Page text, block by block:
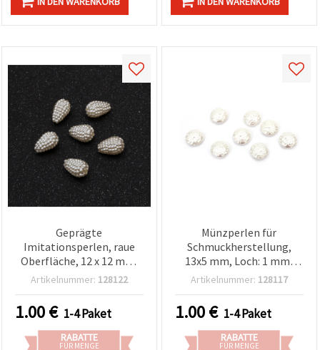
Geprägte
Imitationsperlen, raue
Oberfläche, 12 x 12 mm,
Loch: 1 mm, cremefarben
Artikelnummer: 128122
1.00€ 1-4 Paket
RABATTE
FÜR MENGE
Münzperlen für
Schmuckherstellung,
13x5 mm, Loch: 1 mm,
Weiß, 20 g (~40 Stk.)
Artikelnummer: 128117
1.00€ 1-4 Paket
RABATTE
FÜR MENGE